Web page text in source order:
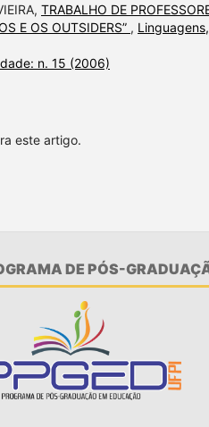
TRABALHO DE
E OS OUTSIDERS” ,
n. 15 (2006)
este artigo.
DE PÓS-